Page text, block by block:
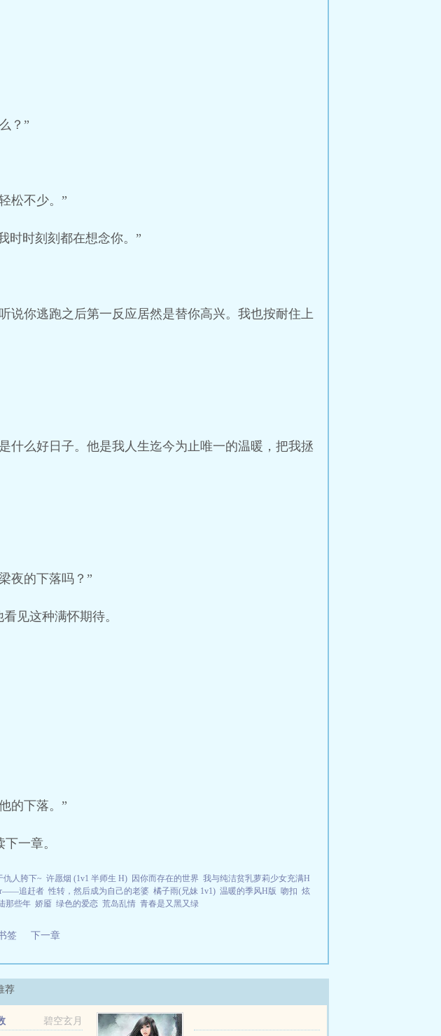
？”
松不少。”
时时刻刻都在想念你。”
你逃跑之后第一反应居然是替你高兴。我也按耐住上
什么好日子。他是我人生迄今为止唯一的温暖，把我拯
夜的下落吗？”
见这种满怀期待。
的下落。”
一章。
仇人胯下~ 许愿烟 (1v1 半师生 H) 因你而存在的世界 我与纯洁贫乳萝莉少女充满H
追赶者 性转，然后成为自己的老婆 橘子雨(兄妹 1v1) 温暖的季风H版 吻扣 炫
那些年 娇靥 绿色的爱恋 荒岛乱情 青春是又黑又绿
签 下一章
荐
碧空玄月